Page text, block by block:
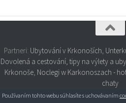
Partneri: Ubytování v Krkonoších
Dovolená a cestování, tipy na výlety a
Krkonoše Noclegi w Karkonoszach -
chaty
Používaním tohto webu súhlasíte s uchovávaním